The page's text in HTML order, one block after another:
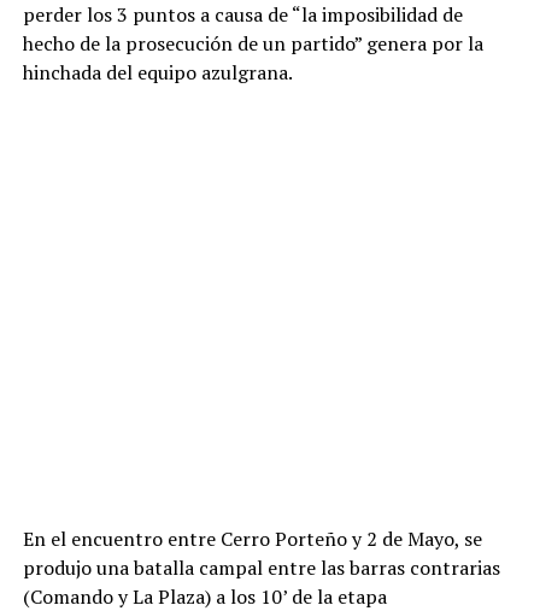
perder los 3 puntos a causa de “la imposibilidad de
hecho de la prosecución de un partido” genera por la
hinchada del equipo azulgrana.
En el encuentro entre Cerro Porteño y 2 de Mayo, se
produjo una batalla campal entre las barras contrarias
(Comando y La Plaza) a los 10’ de la etapa